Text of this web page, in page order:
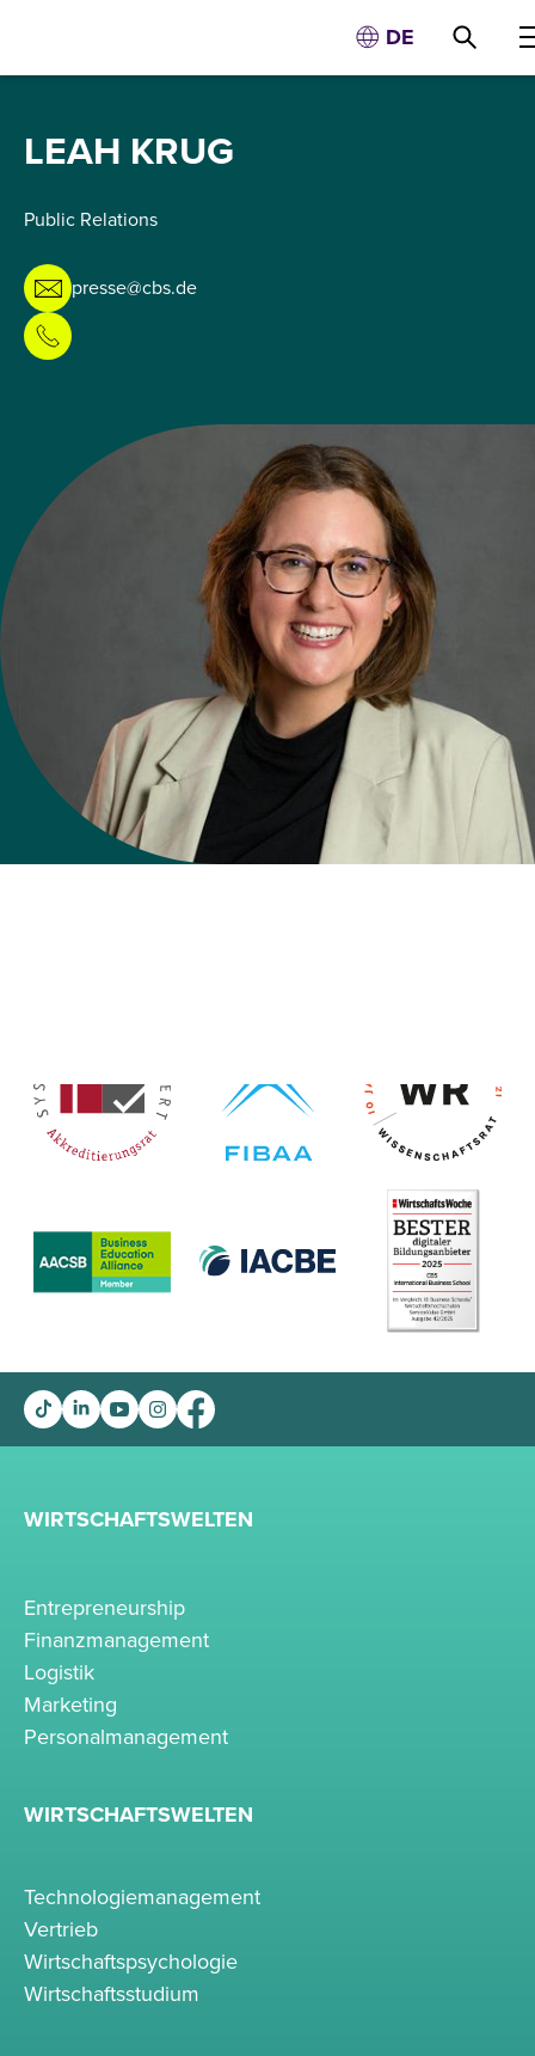
DE
LEAH KRUG
Public Relations
presse@cbs.de
WIRTSCHAFTSWELTEN
Entrepreneurship
Finanzmanagement
Logistik
Marketing
Personalmanagement
WIRTSCHAFTSWELTEN
Technologiemanagement
Vertrieb
Wirtschaftspsychologie
Wirtschaftsstudium